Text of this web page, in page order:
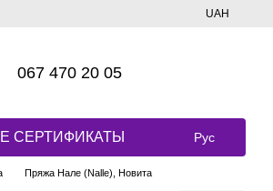
UAH
067 470 20 05
СЕРТИФИКАТЫ Рус
Пряжа Нале (Nalle), Новита